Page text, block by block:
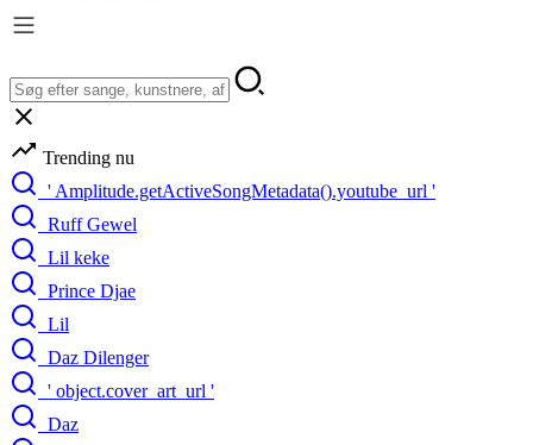
Trending nu
' Amplitude.getActiveSongMetadata().youtube_url '
Ruff Gewel
Lil keke
Prince Djae
Lil
Daz Dilenger
' object.cover_art_url '
Daz